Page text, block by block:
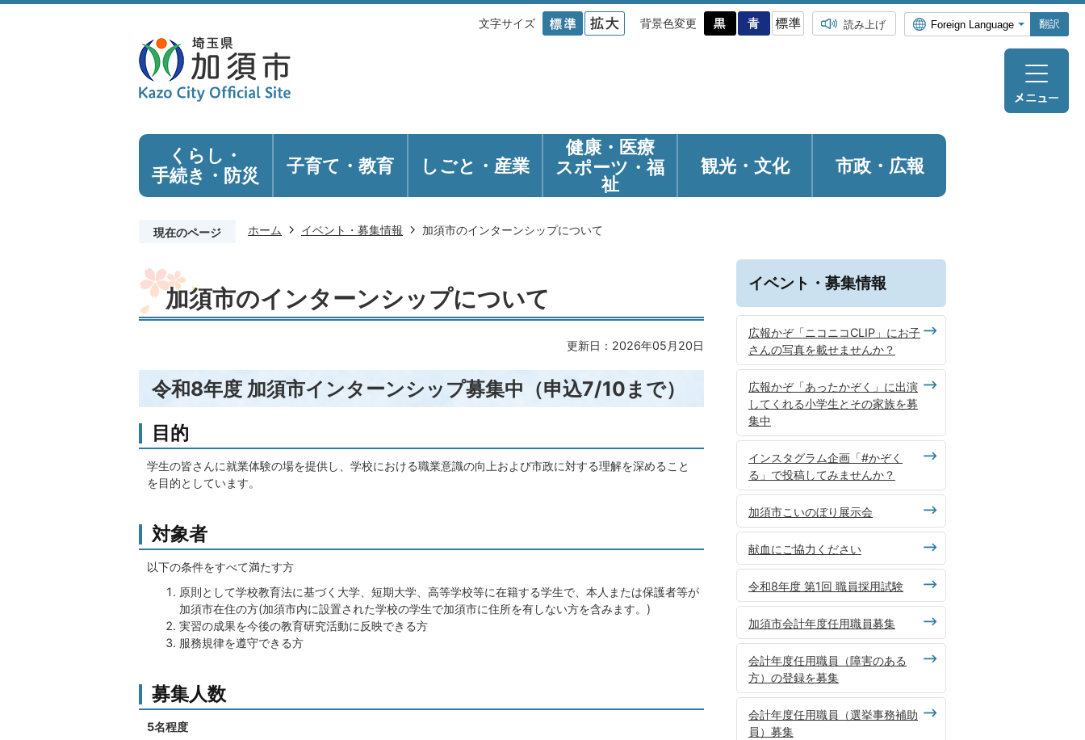
文字サイズ 背景色変更 読み上げ 翻訳
くらし・
手続き ・防災 子育て・教育 しごと・産業
健康・医療
スポーツ・福
祉
観光・ 文化 市政・広報
現在のページ ホーム イベント・募集情報 加須市のインターンシップについて
加須市のインターンシップについて
更新日：2026年05月20日
令和8年度 加須市インターンシップ募集中（申込7/10まで）
目的
学生の皆さんに就業体験の場を提供し、学校における職業意識の向上および市政に対する理解を深めること
を目的としています。
対象者
以下の条件をすべて満たす方
原則として学校教育法に基づく大学、短期大学、高等学校等に在籍する学生で、本人または保護者等が
加須市在住の方(加須市内に設置された学校の学生で加須市に住所を有しない方を含みます。)
実習の成果を今後の教育研究活動に反映できる方
服務規律を遵守できる方
募集人数
5名程度
イベント・募集情報
広報かぞ「ニコニコCLIP」にお子
さんの写真を載せませんか？
広報かぞ「あったかぞく」に出演
してくれる小学生とその家族を募
集中
インスタグラム企画「#かぞく
る」で投稿してみませんか？
加須市こいのぼり展示会
献血にご協力ください
令和8年度 第1回 職員採用試験
加須市会計年度任用職員募集
会計年度任用職員（障害のある
方）の登録を募集
会計年度任用職員（選挙事務補助
員）募集